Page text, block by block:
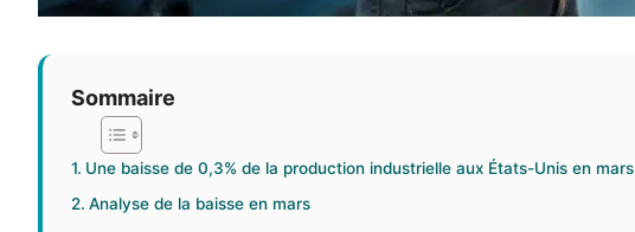
Sommaire
Une baisse de 0,3% de la production industrielle aux États-Unis en mars
Analyse de la baisse en mars